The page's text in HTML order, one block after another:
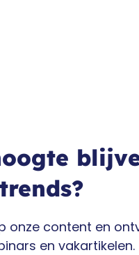
onze content en
en vakartikelen.